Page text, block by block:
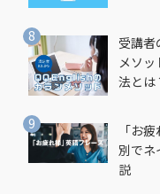
受講
メソッ
法とは
「お
別でネ
説